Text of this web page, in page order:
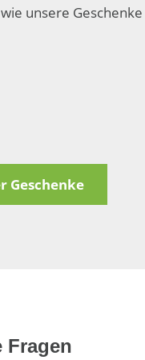
unsere
Geschenke
Fragen